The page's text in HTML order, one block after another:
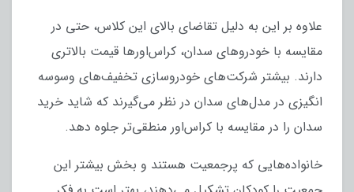
علاوه بر این به دلیل تقاضای بالای این کلاس، حتی در
مقایسه با خودروهای سدان، کراس‌اورها قیمت بالاتری
دارند. بیشتر شرکت‌های خودروسازی تخفیف‌های وسوسه
انگیزی در مدل‌های سدان در نظر می‌گیرند که شاید خرید
سدان را در مقایسه با کراس‌اور منطقی‌تر جلوه دهد.
خانواده‌هایی که پرجمعیت هستند و بخش بیشتر این